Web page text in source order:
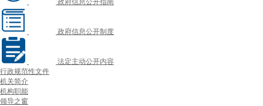
政府信息公开指南
政府信息公开制度
法定主动公开内容
行政规范性文件
机关简介
机构职能
领导之窗